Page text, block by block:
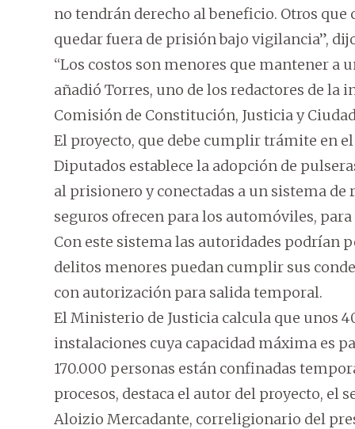
no tendrán derecho al beneficio. Otros
quedar fuera de prisión bajo vigilancia”,
“Los costos son menores que mantener a
añadió Torres, uno de los redactores de la
Comisión de Constitución, Justicia y
El proyecto, que debe cumplir trámite en el
Diputados establece la adopción de
al prisionero y conectadas a un sistema
seguros ofrecen para los automóviles,
Con este sistema las autoridades podrían
delitos menores puedan cumplir sus
con autorización para salida temporal.
El Ministerio de Justicia calcula que unos
instalaciones cuya capacidad máxima es
170.000 personas están confinadas
procesos, destaca el autor del proyecto, el
Aloizio Mercadante, correligionario del